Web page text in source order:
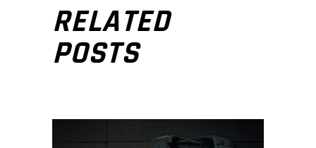
RELATED
POSTS